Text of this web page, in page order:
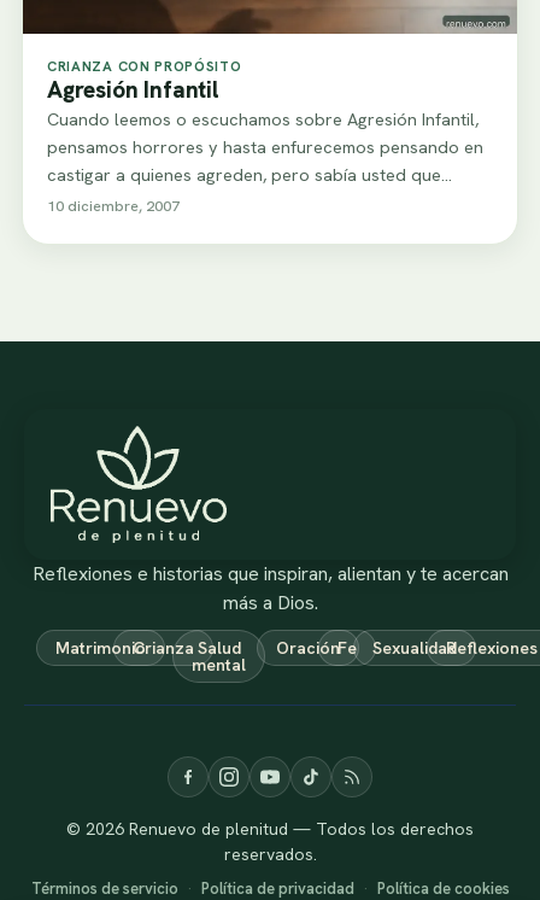
CRIANZA CON PROPÓSITO
Agresión Infantil
Cuando leemos o escuchamos sobre Agresión Infantil,
pensamos horrores y hasta enfurecemos pensando en
castigar a quienes agreden, pero sabía usted que…
10 diciembre, 2007
Reflexiones e historias que inspiran, alientan y te acercan
más a Dios.
MatrimonioCrianza Salud
mental
OraciónFe SexualidadReflexiones
© 2026 Renuevo de plenitud — Todos los derechos
reservados.
Términos de servicio · Política de privacidad · Política de cookies